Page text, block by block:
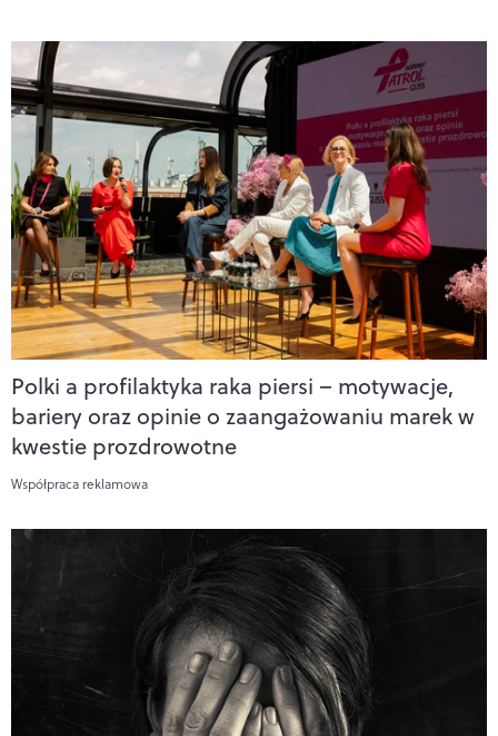
Polki a profilaktyka raka piersi – motywacje,
bariery oraz opinie o zaangażowaniu marek w
kwestie prozdrowotne
Współpraca reklamowa